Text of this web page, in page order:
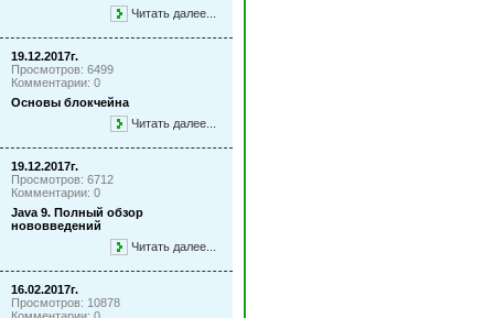
Читать далее...
19.12.2017г.
Просмотров: 6499
Комментарии: 0
Основы блокчейна
Читать далее...
19.12.2017г.
Просмотров: 6712
Комментарии: 0
Java 9. Полный обзор
нововведений
Читать далее...
16.02.2017г.
Просмотров: 10878